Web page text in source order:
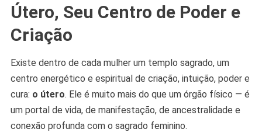
Útero:
Com
Sua
Força
Feminina
Útero, Seu Centro de Poder e
Criação
Existe dentro de cada mulher um templo sagrado, um
centro energético e espiritual de criação, intuição, poder e
cura: o útero. Ele é muito mais do que um órgão físico — é
um portal de vida, de manifestação, de ancestralidade e
conexão profunda com o sagrado feminino.